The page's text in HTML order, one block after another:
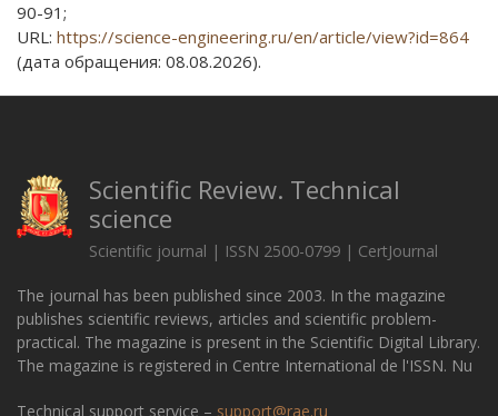
90-91;
URL: https://science-engineering.ru/en/article/view?id=864
(дата обращения: 08.08.2026).
Scientific Review. Technical
science
Scientific journal | ISSN 2500-0799 | CertJournal
The journal has been published since 2003. In the magazine
publishes scientific reviews, articles and scientific problem-
practical. The magazine is present in the Scientific Digital Library.
The magazine is registered in Centre International de l'ISSN. Nu
Technical support service – support@rae.ru